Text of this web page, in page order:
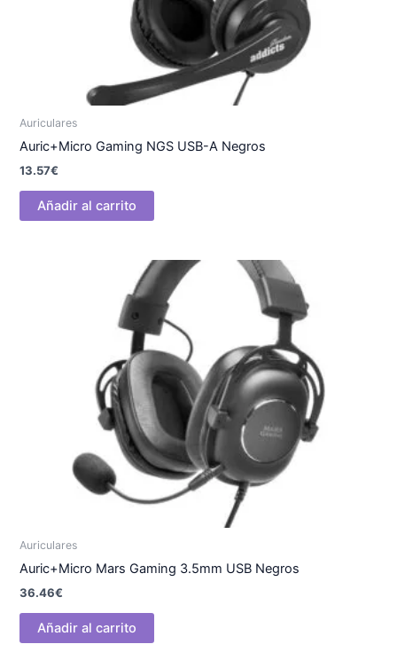
Auriculares
Auric+Micro Gaming NGS USB-A Negros
13.57€
Añadir al carrito
Auriculares
Auric+Micro Mars Gaming 3.5mm USB Negros
36.46€
Añadir al carrito